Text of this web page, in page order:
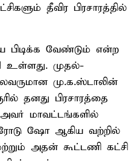
தீவிர பிரசாரத்தில்
பிடிக்க வேண்டும் என்ற
உள்ளது. முதல்-
மு.க.ஸ்டாலின்
தனது பிரசாரத்தை
மாவட்டங்களில்
ரோடு ஷோ ஆகிய வற்றில்
அதன் கூட்டணி கட்சி